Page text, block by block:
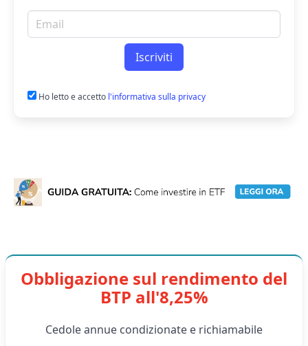
Email per newsletter
Iscriviti
Ho letto e accetto l'informativa sulla privacy
Obbligazione sul rendimento del
BTP all'8,25%
Cedole annue condizionate e richiamabile